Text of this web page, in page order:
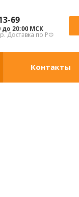
69
до 20:00 МСК
Доставка по РФ
Контакты